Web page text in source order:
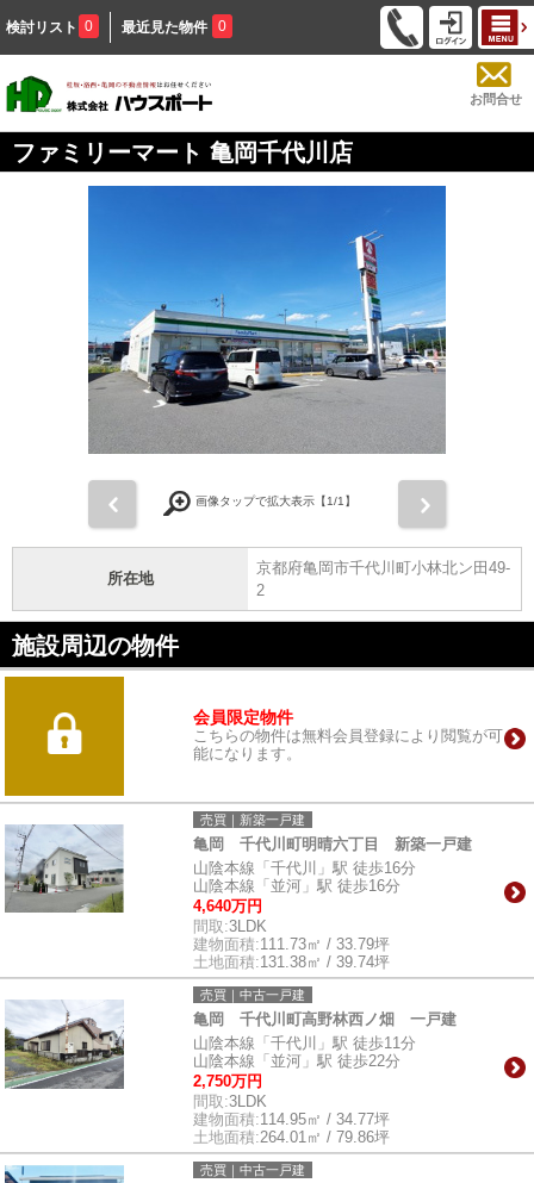
検討リスト 0 最近見た物件 0
お問合せ
ファミリーマート 亀岡千代川店
画像タップで拡大表示【1/1】
所在地
京都府亀岡市千代川町小林北ン田49-
2
施設周辺の物件
会員限定物件
こちらの物件は無料会員登録により閲覧が可
能になります。
売買｜新築一戸建
亀岡 千代川町明晴六丁目 新築一戸建
山陰本線「千代川」駅 徒歩16分
山陰本線「並河」駅 徒歩16分
4,640万円
間取:3LDK
建物面積:111.73㎡ / 33.79坪
土地面積:131.38㎡ / 39.74坪
売買｜中古一戸建
亀岡 千代川町高野林西ノ畑 一戸建
山陰本線「千代川」駅 徒歩11分
山陰本線「並河」駅 徒歩22分
2,750万円
間取:3LDK
建物面積:114.95㎡ / 34.77坪
土地面積:264.01㎡ / 79.86坪
売買｜中古一戸建